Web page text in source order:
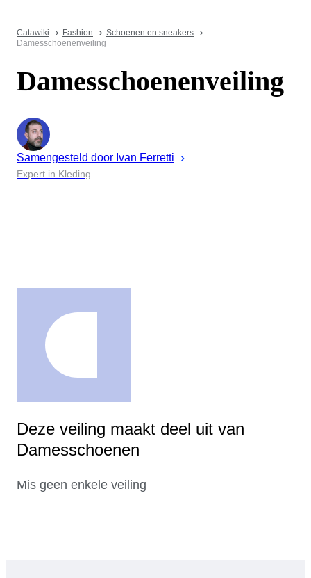
Catawiki Fashion
Schoenen en sneakers
Damesschoenenveiling
Damesschoenenveiling
Samengesteld door Ivan Ferretti
Expert in Kleding
Deze veiling maakt deel uit van
Damesschoenen
Mis geen enkele veiling